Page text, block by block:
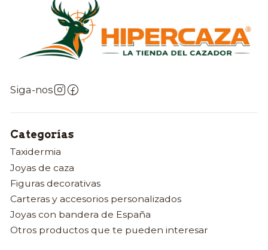
Siga-nos
Categorías
Taxidermia
Joyas de caza
Figuras decorativas
Carteras y accesorios personalizados
Joyas con bandera de España
Otros productos que te pueden interesar